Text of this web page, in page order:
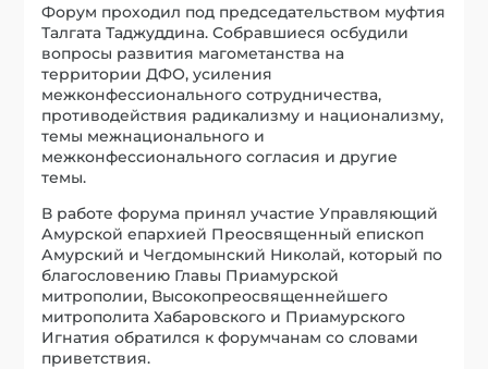
Форум проходил под председательством муфтия
Талгата Таджуддина. Собравшиеся осбудили
вопросы развития магометанства на
территории ДФО, усиления
межконфессионального сотрудничества,
противодействия радикализму и национализму,
темы межнационального и
межконфессионального согласия и другие
темы.
В работе форума принял участие Управляющий
Амурской епархией Преосвященный епископ
Амурский и Чегдомынский Николай, который по
благословению Главы Приамурской
митрополии, Высокопреосвященнейшего
митрополита Хабаровского и Приамурского
Игнатия обратился к форумчанам со словами
приветствия.